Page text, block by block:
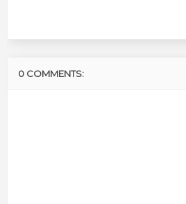
0 COMMENTS: